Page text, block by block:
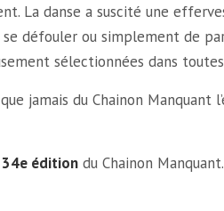
La danse a suscité une
défouler ou simplement de
sélectionnées dans
jamais du Chainon Manquant
édition du Chainon Manquant.